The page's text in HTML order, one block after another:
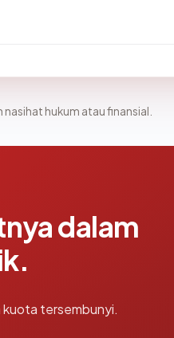
hukum atau finansial.
dalam
tersembunyi.